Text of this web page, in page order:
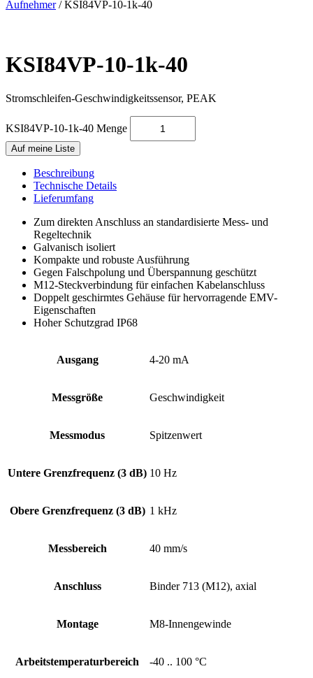
Aufnehmer/KSI84VP-10-1k-40
KSI84VP-10-1k-40
Stromschleifen-Geschwindigkeits­sensor, PEAK
KSI84VP-10-1k-40 Menge
Auf meine Liste
Beschreibung
Technische Details
Lieferumfang
Zum direkten Anschluss an standardisierte Mess- und
Regeltechnik
Galvanisch isoliert
Kompakte und robuste Ausführung
Gegen Falschpolung und Überspannung geschützt
M12-Steckverbindung für einfachen Kabelanschluss
Doppelt geschirmtes Gehäuse für hervorragende EMV-
Eigenschaften
Hoher Schutzgrad IP68
Ausgang 4-20 mA
Messgröße Geschwindigkeit
Messmodus Spitzenwert
Untere Grenz­frequenz (3 dB) 10 Hz
Obere Grenz­frequenz (3 dB) 1 kHz
Messbereich 40 mm/s
Anschluss Binder 713 (M12), axial
Montage M8-Innengewinde
Arbeits­temperatur­bereich -40 .. 100 °C